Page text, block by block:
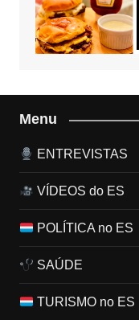
Menu
ENTREVISTAS
VÍDEOS do ES
POLÍTICA no ES
SAÚDE
TURISMO no ES